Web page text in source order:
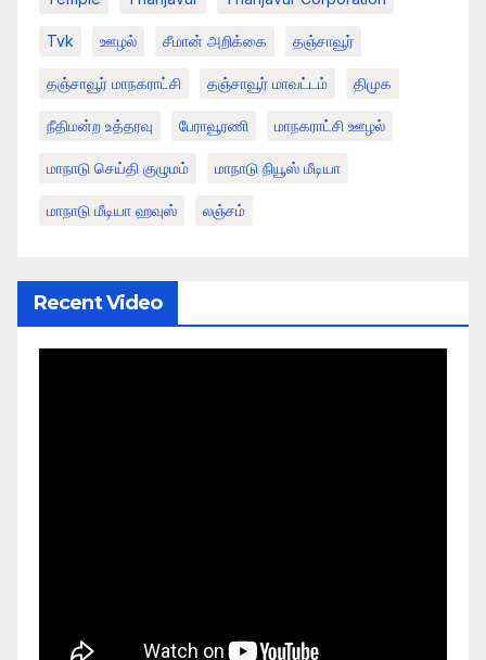
Tvk ஊழல் சீமான் அறிக்கை தஞ்சாவூர்
தஞ்சாவூர் மாநகராட்சி தஞ்சாவூர் மாவட்டம் திமுக
நீதிமன்ற உத்தரவு பேராவூரணி மாநகராட்சி ஊழல்
மாநாடு செய்தி குழுமம் மாநாடு நியூஸ் மீடியா
மாநாடு மீடியா ஹவுஸ் லஞ்சம்
Recent Video